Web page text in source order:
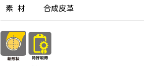
素 材 合成皮革